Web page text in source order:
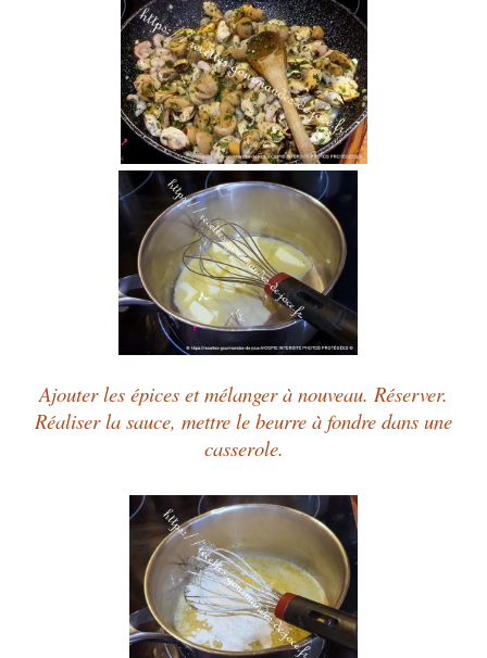
Ajouter les épices et mélanger à nouveau. Réserver.
Réaliser la sauce, mettre le beurre à fondre dans une
casserole.